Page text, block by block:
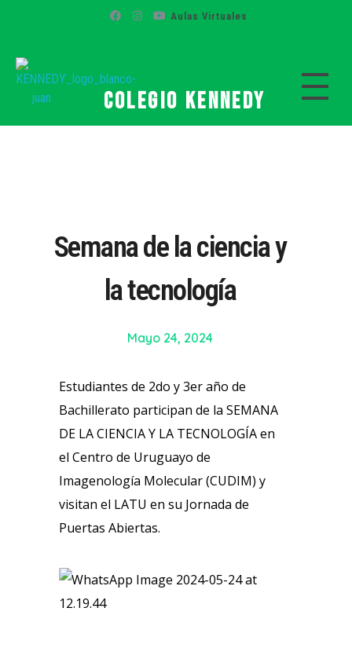
Aulas Virtuales
Colegio Kennedy
Semana de la ciencia y
la tecnología
Mayo 24, 2024
Estudiantes de 2do y 3er año de
Bachillerato participan de la SEMANA
DE LA CIENCIA Y LA TECNOLOGÍA en
el Centro de Uruguayo de
Imagenología Molecular (CUDIM) y
visitan el LATU en su Jornada de
Puertas Abiertas.